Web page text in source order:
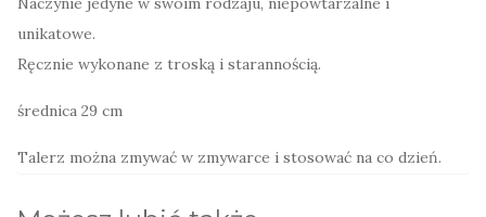
unikatowe.
Ręcznie wykonane z troską i starannością.
średnica 29 cm
Talerz można zmywać w zmywarce i stosować na co dzień.